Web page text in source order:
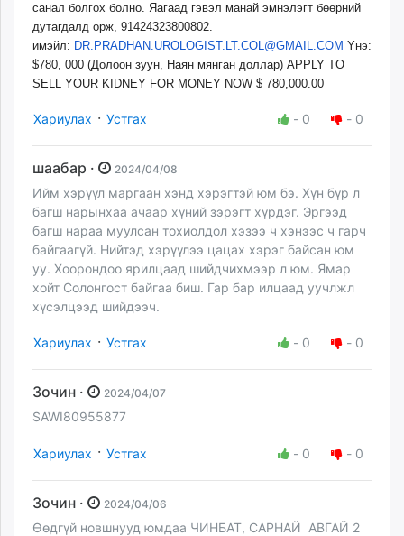
санал болгох болно. Яагаад гэвэл манай эмнэлэгт бөөрний
дутагдалд орж, 91424323800802.
имэйл: DR.PRADHAN.UROLOGIST.LT.COL@GMAIL.COM Yнэ:
$780, 000 (Долоон зуун, Наян мянган доллар) APPLY TO
SELL YOUR KIDNEY FOR MONEY NOW $ 780,000.00
Хариулах · Устгах - 0 - 0
шаабар · 2024/04/08
Ийм хэрүүл маргаан хэнд хэрэгтэй юм бэ. Хүн бүр л
багш нарынхаа ачаар хүний зэрэгт хүрдэг. Эргээд
багш нараа муулсан тохиолдол хэзээ ч хэнээс ч гарч
байгаагүй. Нийтэд хэрүүлээ цацах хэрэг байсан юм
уу. Хоорондоо ярилцаад шийдчихмээр л юм. Ямар
хойт Солонгост байгаа биш. Гар бар илцаад уучлжл
хүсэлцээд шийдээч.
Хариулах · Устгах - 0 - 0
Зочин · 2024/04/07
SAWI80955877
Хариулах · Устгах - 0 - 0
Зочин · 2024/04/06
Өөдгүй новшнууд юмдаа ЧИНБАТ, САРНАЙ АВГАЙ 2